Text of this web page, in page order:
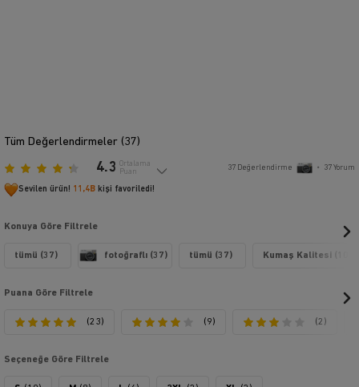
Tüm Değerlendirmeler (37)
4.3
Ortalama
Puan
37 Değerlendirme • 37Yorum
Sevilen ürün! 11,4B kişi favoriledi!
Konuya Göre Filtrele
tümü (37) fotoğraflı (37) tümü (37) Kumaş Kalitesi (10)
Puana Göre Filtrele
(23) (9) (2)
Seçeneğe Göre Filtrele